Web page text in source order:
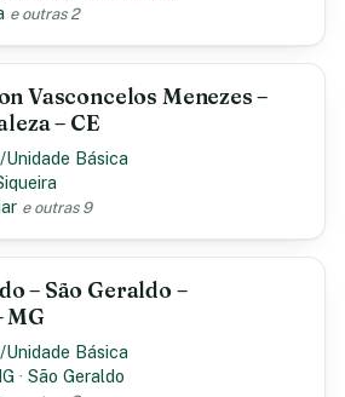
e outras 2
Vasconcelos Menezes –
– CE
Básica
e outras 9
– São Geraldo –
MG
Básica
·São Geraldo